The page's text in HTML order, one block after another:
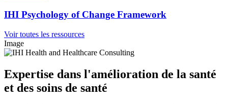
IHI Psychology of Change Framework
Voir toutes les ressources
Image
Expertise dans l'amélioration de la santé
et des soins de santé